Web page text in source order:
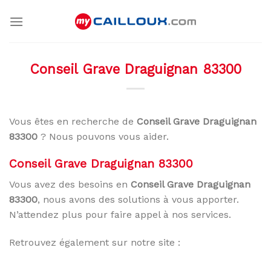
Conseil Grave Draguignan 83300
Vous êtes en recherche de Conseil Grave Draguignan
83300 ? Nous pouvons vous aider.
Conseil Grave Draguignan 83300
Vous avez des besoins en Conseil Grave Draguignan
83300, nous avons des solutions à vous apporter.
N’attendez plus pour faire appel à nos services.
Retrouvez également sur notre site :